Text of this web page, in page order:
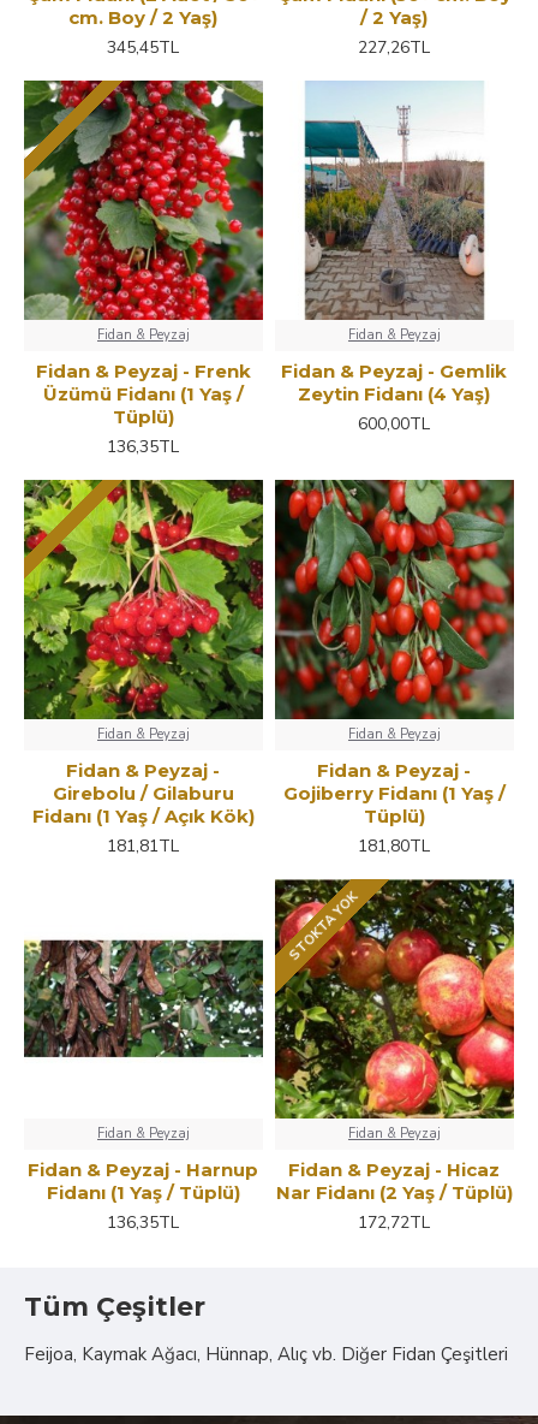
cm. Boy / 2 Yaş)
345,45TL
/ 2 Yaş)
227,26TL
Fidan & Peyzaj
Fidan & Peyzaj - Frenk
Üzümü Fidanı (1 Yaş /
Tüplü)
136,35TL
Fidan & Peyzaj
Fidan & Peyzaj - Gemlik
Zeytin Fidanı (4 Yaş)
600,00TL
Fidan & Peyzaj
Fidan & Peyzaj -
Girebolu / Gilaburu
Fidanı (1 Yaş / Açık Kök)
181,81TL
Fidan & Peyzaj
Fidan & Peyzaj -
Gojiberry Fidanı (1 Yaş /
Tüplü)
181,80TL
Fidan & Peyzaj
Fidan & Peyzaj - Harnup
Fidanı (1 Yaş / Tüplü)
136,35TL
STOKTA YOK
Fidan & Peyzaj
Fidan & Peyzaj - Hicaz
Nar Fidanı (2 Yaş / Tüplü)
172,72TL
Tüm Çeşitler
Feijoa, Kaymak Ağacı, Hünnap, Alıç vb. Diğer Fidan Çeşitleri